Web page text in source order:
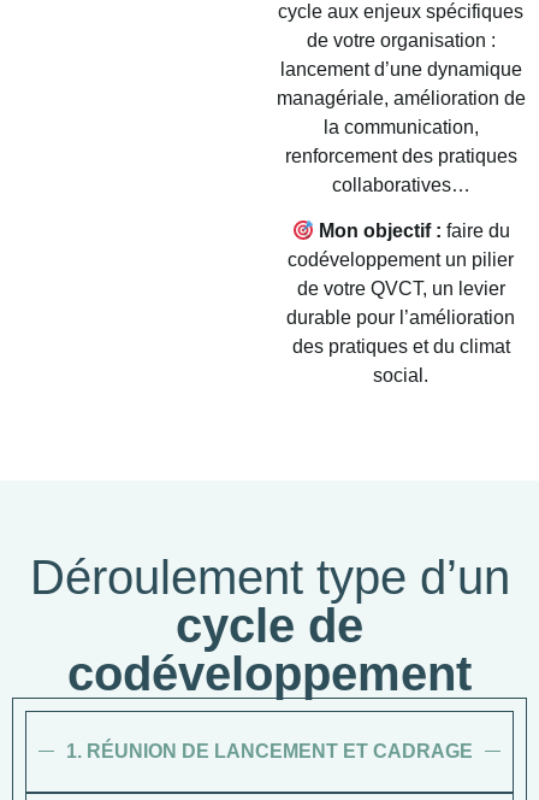
cycle aux enjeux spécifiques
de votre organisation :
lancement d’une dynamique
managériale, amélioration de
la communication,
renforcement des pratiques
collaboratives…
Mon objectif : faire du
codéveloppement un pilier
de votre QVCT, un levier
durable pour l’amélioration
des pratiques et du climat
social.
Déroulement type d’un
cycle de
codéveloppement
1. RÉUNION DE LANCEMENT ET CADRAGE